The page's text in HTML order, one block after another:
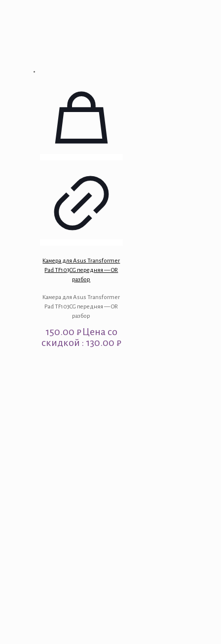
Камера для Asus Transformer
Pad TF103CG передняя — OR
разбор
Камера для Asus Transformer
Pad TF103CG передняя — OR
разбор
150.00 ₽Цена со
скидкой : 130.00 ₽